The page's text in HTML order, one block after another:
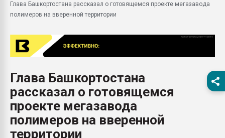
первый план в
28.07.2026
ситуацией на
бутылок
Глава Башкортостана рассказал о готовящемся проекте мегазавода
полимеров на вверенной территории
Глава Башкортостана
рассказал о готовящемся
проекте мегазавода
полимеров на вверенной
территории